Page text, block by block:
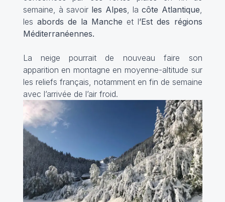
semaine, à savoir les Alpes, lacôte Atlantique,
les abords de la Manche et l’Est des régions
Méditerranéennes.
La neige pourrait de nouveau faire son
apparition en montagne en moyenne-altitude sur
les reliefs français, notamment en fin de semaine
avec l’arrivée de l’air froid.